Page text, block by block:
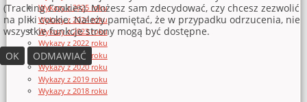
Wykazy z 2025 roku
Wykazy z 2024 roku
Wykazy z 2023 roku
Wykazy z 2022 roku
Wykazy z 2021 roku
Wykazy z 2020 roku
Wykazy z 2019 roku
Wykazy z 2018 roku
(Tracking Cookies). Możesz sam zdecydować, czy chcesz zezwolić
na pliki cookie. Należy pamiętać, że w przypadku odrzucenia, nie
wszystkie funkcje strony mogą być dostępne.
OK
ODMAWIAĆ